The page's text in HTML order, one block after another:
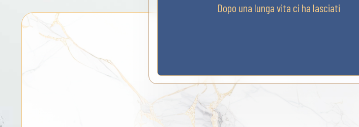
Dopo una lunga vita ci ha lasciati